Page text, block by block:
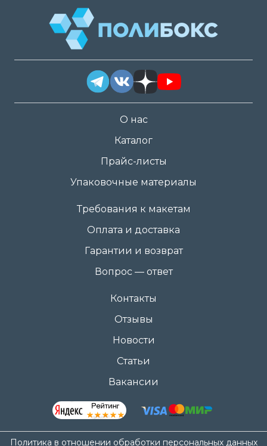
О нас
Каталог
Прайс-листы
Упаковочные материалы
Требования к макетам
Оплата и доставка
Гарантии и возврат
Вопрос — ответ
Контакты
Отзывы
Новости
Статьи
Вакансии
Политика в отношении обработки персональных данных